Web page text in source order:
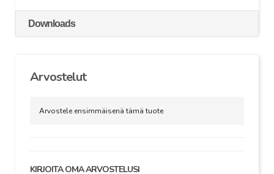
Downloads
Arvostelut
Arvostele ensimmäisenä tämä tuote
KIRJOITA OMA ARVOSTELUSI